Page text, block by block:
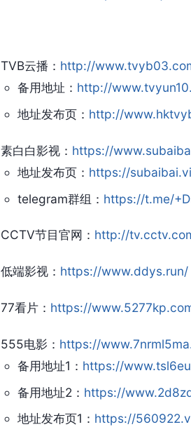
TVB云播： http://
备用地址： http://
地址发布页： http://
素白白影视： https://
地址发布页： https://
telegram群组： https://t.me/
CCTV节目官网： http://
低端影视： https://www.ddys.run/
77看片： https://
555电影： https://
备用地址1： https://
备用地址2： https://
地址发布页1： https://